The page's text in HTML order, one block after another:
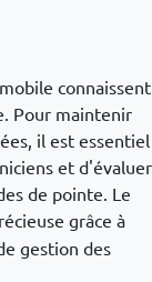
connaissent
Pour maintenir
il est essentiel
et d'évaluer
de pointe. Le
grâce à
gestion des